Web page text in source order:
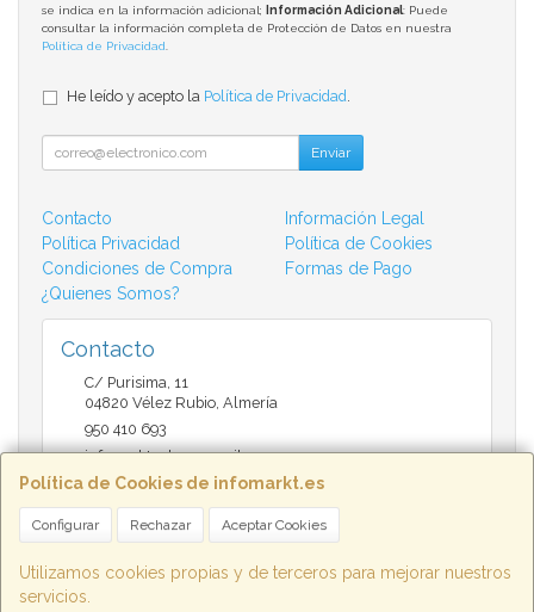
Política de Cookies de infomarkt.es
Configurar Rechazar Aceptar Cookies
Utilizamos cookies propias y de terceros para mejorar nuestros
servicios.
se indica en la información adicional;
Información Adicional: Puede
consultar la información completa de Protección de Datos en nuestra
Política de Privacidad
He leído y acepto la Política de Privacidad
Enviar
Contacto
Información Legal
Política Privacidad
Política de Cookies
Condiciones de Compra
Formas de Pago
¿Quienes Somos?
Contacto
C/ Purisima, 11
04820 Vélez Rubio Almería
950 410 693
infomarktvelez@gmail.com
Horario
9:30 a 14:00 y de 17:00 a 20:30